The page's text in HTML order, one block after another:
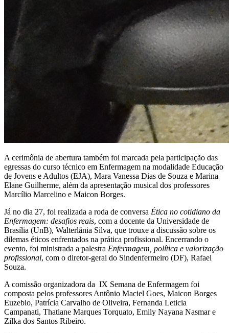
A cerimônia de abertura também foi marcada pela participação das
egressas do curso técnico em Enfermagem na modalidade Educação
de Jovens e Adultos (EJA), Mara Vanessa Dias de Souza e Marina
Elane Guilherme, além da apresentação musical dos professores
Marcílio Marcelino e Maicon Borges.
Já no dia 27, foi realizada a roda de conversa Ética no cotidiano da
Enfermagem: desafios reais, com a docente da Universidade de
Brasília (UnB), Walterlânia Silva, que trouxe a discussão sobre os
dilemas éticos enfrentados na prática profissional. Encerrando o
evento, foi ministrada a palestra Enfermagem, política e valorização
profissional, com o diretor-geral do Sindenfermeiro (DF), Rafael
Souza.
A comissão organizadora da IX Semana de Enfermagem foi
composta pelos professores Antônio Maciel Goes, Maicon Borges
Euzebio, Patrícia Carvalho de Oliveira, Fernanda Leticia
Campanati, Thatiane Marques Torquato, Emily Nayana Nasmar e
Zilka dos Santos Ribeiro.